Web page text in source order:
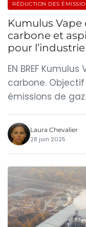
RÉDUCTION DES
Kumulus
carbone et
pour l’industrie
EN BREF
carbone.
émissions de
Laura Chevalier
28 juin 2025